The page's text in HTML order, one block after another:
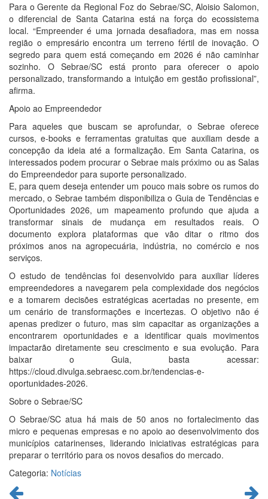
Para o Gerente da Regional Foz do Sebrae/SC, Aloisio Salomon,
o diferencial de Santa Catarina está na força do ecossistema
local. “Empreender é uma jornada desafiadora, mas em nossa
região o empresário encontra um terreno fértil de inovação. O
segredo para quem está começando em 2026 é não caminhar
sozinho. O Sebrae/SC está pronto para oferecer o apoio
personalizado, transformando a intuição em gestão profissional”,
afirma.
Apoio ao Empreendedor
Para aqueles que buscam se aprofundar, o Sebrae oferece
cursos, e-books e ferramentas gratuitas que auxiliam desde a
concepção da ideia até a formalização. Em Santa Catarina, os
interessados podem procurar o Sebrae mais próximo ou as Salas
do Empreendedor para suporte personalizado.
E, para quem deseja entender um pouco mais sobre os rumos do
mercado, o Sebrae também disponibiliza o Guia de Tendências e
Oportunidades 2026, um mapeamento profundo que ajuda a
transformar sinais de mudança em resultados reais. O
documento explora plataformas que vão ditar o ritmo dos
próximos anos na agropecuária, indústria, no comércio e nos
serviços.
O estudo de tendências foi desenvolvido para auxiliar líderes
empreendedores a navegarem pela complexidade dos negócios
e a tomarem decisões estratégicas acertadas no presente, em
um cenário de transformações e incertezas. O objetivo não é
apenas predizer o futuro, mas sim capacitar as organizações a
encontrarem oportunidades e a identificar quais movimentos
impactarão diretamente seu crescimento e sua evolução. Para
baixar o Guia, basta acessar:
https://cloud.divulga.sebraesc.com.br/tendencias-e-
oportunidades-2026.
Sobre o Sebrae/SC
O Sebrae/SC atua há mais de 50 anos no fortalecimento das
micro e pequenas empresas e no apoio ao desenvolvimento dos
municípios catarinenses, liderando iniciativas estratégicas para
preparar o território para os novos desafios do mercado.
Categoria: Notícias
Continue